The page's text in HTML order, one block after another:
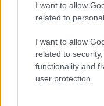
I want to allow
related to
I want to allow
related to
functionality and
user protection.
Az ásatás
héten kezdték
súlyú mikvét
és acélketreccel
érdekében, hogy